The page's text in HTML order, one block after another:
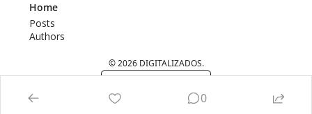
Home
Posts
Authors
© 2026 DIGITALIZADOS.
0